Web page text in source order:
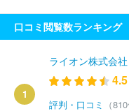
口コミ閲覧数ランキング
1
ライオン株式会社
4.5
評判・口コミ （